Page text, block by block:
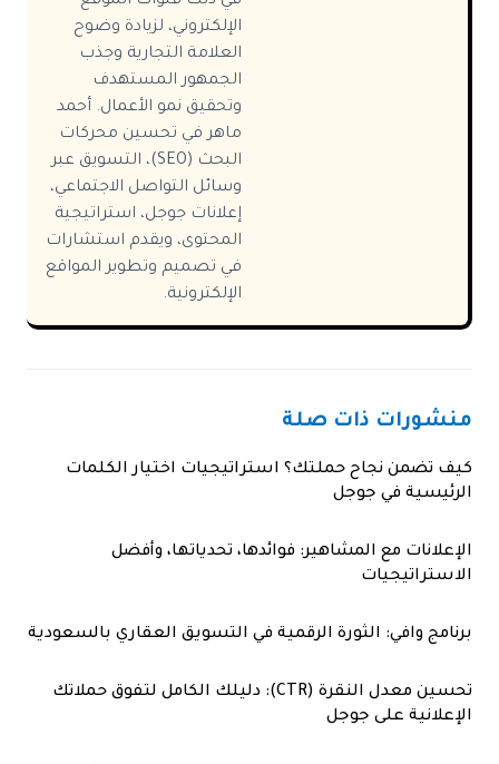
الإلكتروني، لزيادة وضوح
العلامة التجارية وجذب
الجمهور المستهدف
وتحقيق نمو الأعمال. أحمد
ماهر في تحسين محركات
البحث (SEO)، التسويق عبر
وسائل التواصل الاجتماعي،
إعلانات جوجل، استراتيجية
المحتوى، ويقدم استشارات
في تصميم وتطوير المواقع
الإلكترونية.
منشورات ذات صلة
كيف تضمن نجاح حملتك؟ استراتيجيات اختيار الكلمات
الرئيسية في جوجل
الإعلانات مع المشاهير: فوائدها، تحدياتها، وأفضل
الاستراتيجيات
برنامج وافي: الثورة الرقمية في التسويق العقاري بالسعودية
تحسين معدل النقرة (CTR): دليلك الكامل لتفوق حملاتك
الإعلانية على جوجل